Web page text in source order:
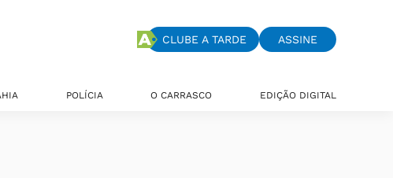
CLUBE A TARDE ASSINE
POLÍCIA O CARRASCO EDIÇÃO DIGITAL